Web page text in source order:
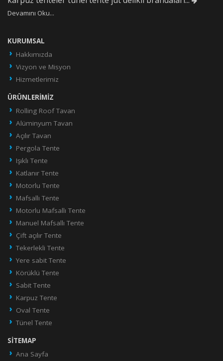
Devamını Oku...
KURUMSAL
Hakkımızda
Vizyon ve Misyon
Hizmetlerimiz
ÜRÜNLERIMIZ
Rolling Roof Tavan
Alüminyum Tavan
Açılır Tavan
Pergola Tente
Işıklı Tente
Katlanır Tente
Motorlu Tente
Mafsallı Tente
Motorlu Mafsallı Tente
Manuel Mafsallı Tente
Çift açılır Tente
Tekerlekli Tente
Yere sabit Tente
Körüklü Tente
Sabit Tente
Karpuz Tente
Oval Tente
Tünel Tente
SITEMAP
Ana Sayfa